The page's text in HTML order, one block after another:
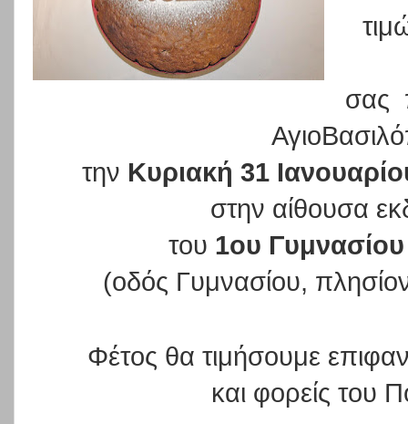
σας
την Κυριακή 31
στην αίθουσα
του 1ου
(οδός Γυμνασίου,
Φέτος θα τιμήσουμε
και φορείς του